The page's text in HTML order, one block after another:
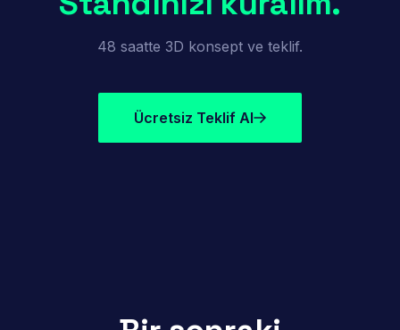
48 saatte 3D konsept ve teklif.
Ücretsiz Teklif Al